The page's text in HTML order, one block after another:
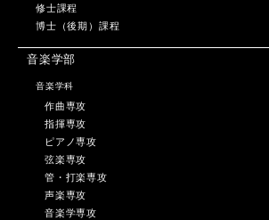
修士課程
博士（後期）課程
音楽学部
音楽学科
作曲専攻
指揮専攻
ピアノ専攻
弦楽専攻
管・打楽専攻
声楽専攻
音楽学専攻